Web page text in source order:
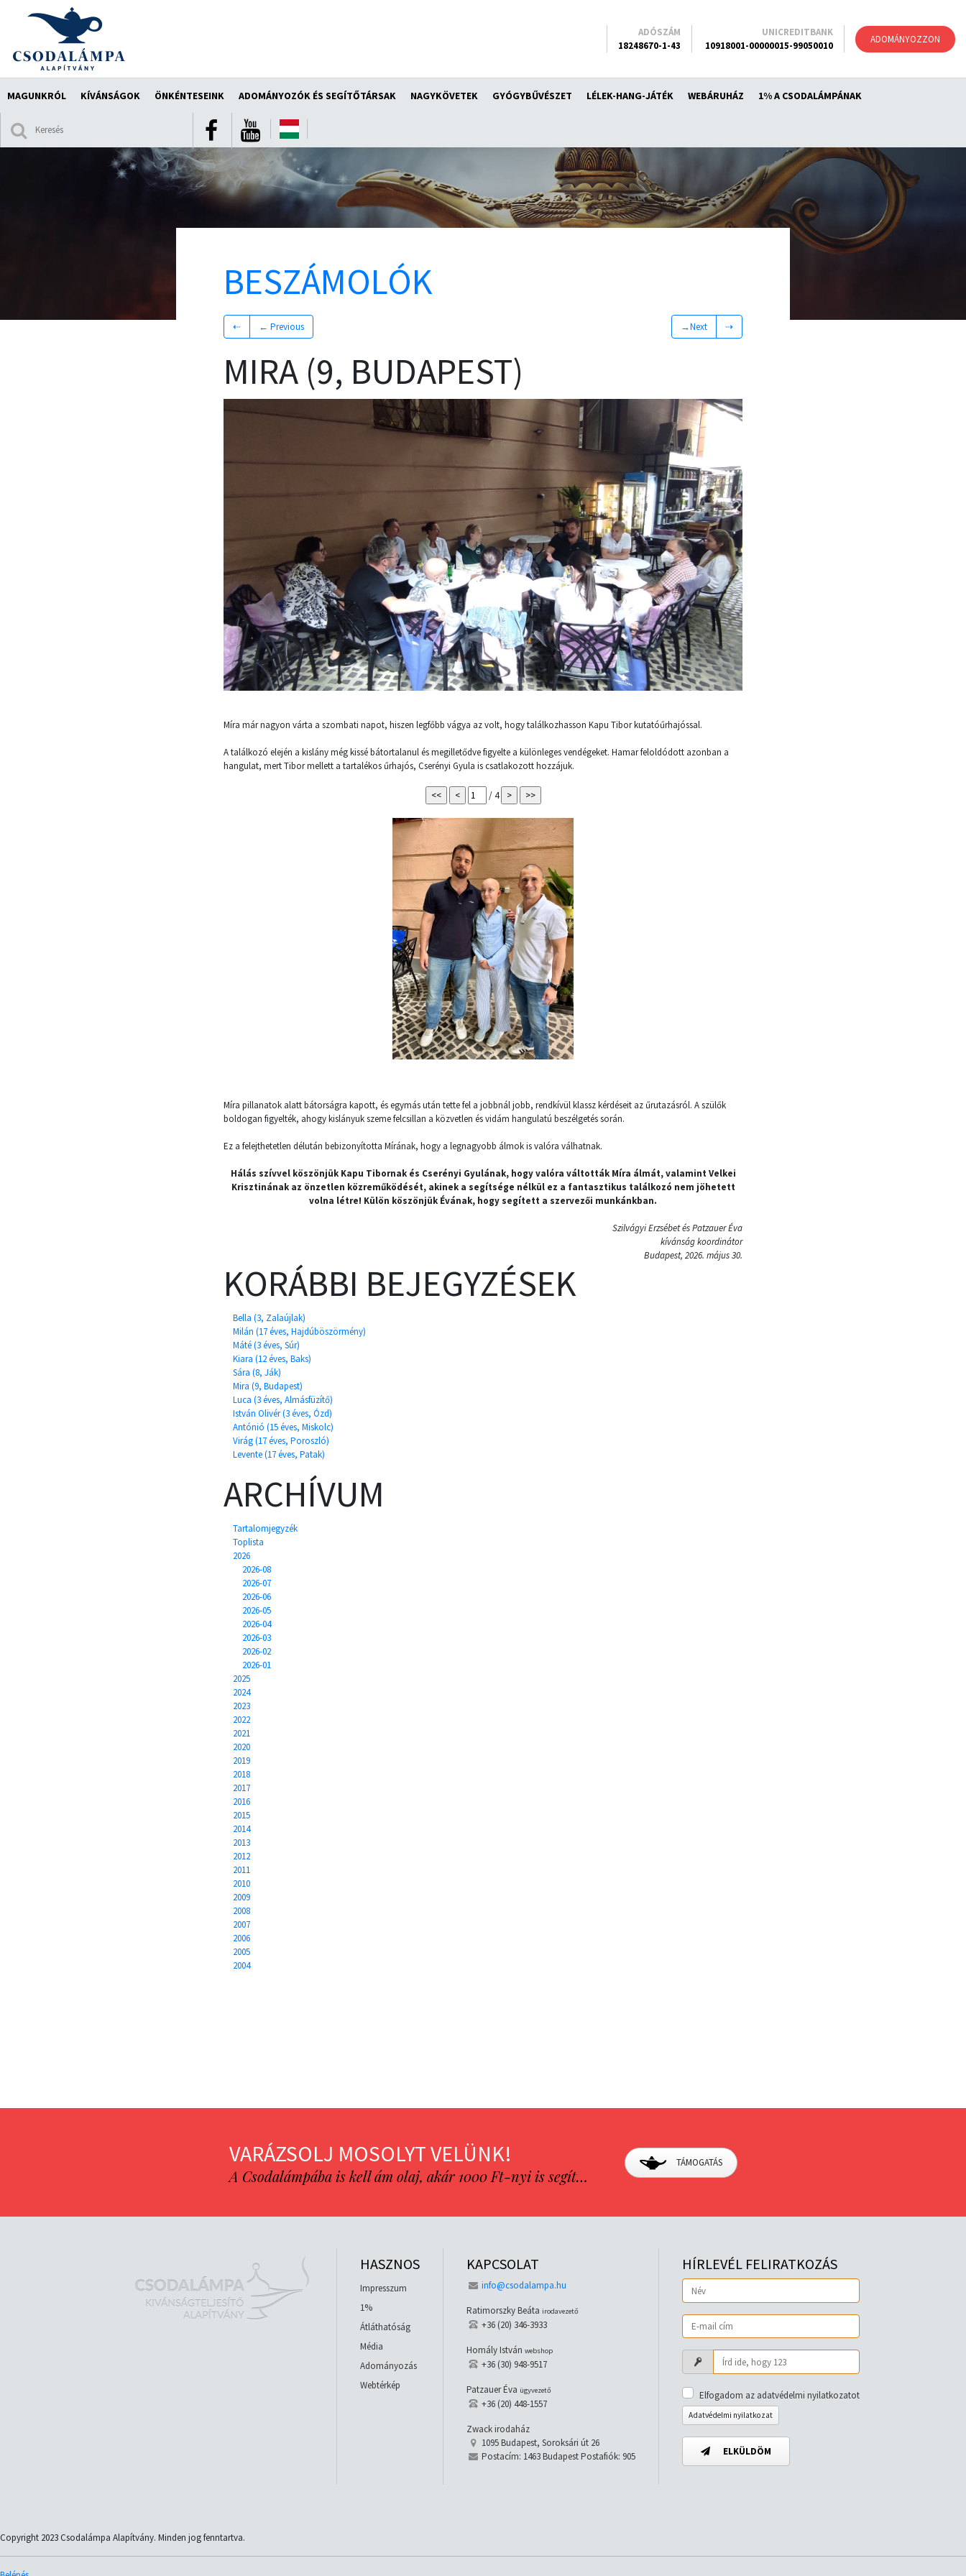
ADOMÁNYOZZON
MAGUNKRÓL KÍVÁNSÁGOK ÖNKÉNTESEINK ADOMÁNYOZÓK ÉS SEGÍTŐTÁRSAK NAGYKÖVETEK GYÓGYBŰVÉSZET LÉLEK-HANG-JÁTÉK WEBÁRUHÁZ 1% A CSODALÁMPÁNAK
ADÓSZÁM
18248670-1-43
UNICREDITBANK
10918001-00000015-99050010
BESZÁMOLÓK
⇠ ← Previous →Next ⇢
MIRA (9, BUDAPEST)
Míra már nagyon várta a szombati napot, hiszen legfőbb vágya az volt, hogy találkozhasson Kapu Tibor kutatóűrhajóssal.
A találkozó elején a kislány még kissé bátortalanul és megilletődve figyelte a különleges vendégeket. Hamar feloldódott azonban a
hangulat, mert Tibor mellett a tartalékos űrhajós, Cserényi Gyula is csatlakozott hozzájuk.
/ 4
Míra pillanatok alatt bátorságra kapott, és egymás után tette fel a jobbnál jobb, rendkívül klassz kérdéseit az űrutazásról. A szülők
boldogan figyelték, ahogy kislányuk szeme felcsillan a közvetlen és vidám hangulatú beszélgetés során.
Ez a felejthetetlen délután bebizonyította Mírának, hogy a legnagyobb álmok is valóra válhatnak.
Hálás szívvel köszönjük Kapu Tibornak és Cserényi Gyulának, hogy valóra váltották Míra álmát, valamint Velkei
Krisztinának az önzetlen közreműködését, akinek a segítsége nélkül ez a fantasztikus találkozó nem jöhetett
volna létre! Külön köszönjük Évának, hogy segített a szervezői munkánkban.
Szilvágyi Erzsébet és Patzauer Éva
kívánság koordinátor
Budapest, 2026. május 30.
KORÁBBI BEJEGYZÉSEK
Bella (3, Zalaújlak)
Milán (17 éves, Hajdúböszörmény)
Máté (3 éves, Súr)
Kiara (12 éves, Baks)
Sára (8, Ják)
Mira (9, Budapest)
Luca (3 éves, Almásfüzítő)
István Olivér (3 éves, Ózd)
Antónió (15 éves, Miskolc)
Virág (17 éves, Poroszló)
Levente (17 éves, Patak)
ARCHÍVUM
Tartalomjegyzék
Toplista
2026
2026-08
2026-07
2026-06
2026-05
2026-04
2026-03
2026-02
2026-01
2025
2024
2023
2022
2021
2020
2019
2018
2017
2016
2015
2014
2013
2012
2011
2010
2009
2008
2007
2006
2005
2004
VARÁZSOLJ MOSOLYT VELÜNK!
A Csodalámpába is kell ám olaj, akár 1000 Ft-nyi is segít…
TÁMOGATÁS
HASZNOS
Impresszum
1%
Átláthatóság
Média
Adományozás
Webtérkép
KAPCSOLAT
info@csodalampa.hu
Ratimorszky Beáta irodavezető
+36 (20) 346-3933
Homály István webshop
+36 (30) 948-9517
Patzauer Éva ügyvezető
+36 (20) 448-1557
Zwack irodaház
1095 Budapest, Soroksári út 26
Postacím: 1463 Budapest Postafiók: 905
HÍRLEVÉL FELIRATKOZÁS
Elfogadom az adatvédelmi nyilatkozatot
Adatvédelmi nyilatkozat
ELKÜLDÖM
Copyright 2023 Csodalámpa Alapítvány. Minden jog fenntartva.